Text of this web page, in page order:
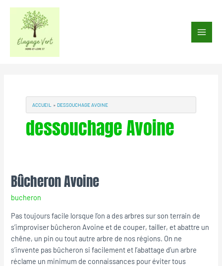
Aller
contenu
Main
ACCUEIL DESSOUCHAGE AVOINE
dessouchage Avoine
Bûcheron Avoine
bucheron
Pas toujours facile lorsque l’on a des arbres sur son terrain de
s’improviser bûcheron Avoine et de couper, tailler, et abattre un
chêne, un pin ou tout autre arbre de nos régions. On ne
s’invente pas bûcheron si facilement et l’abattage d’un arbre
réclame un minimum de connaissances pour éviter tous
Bûcheron
Avoine